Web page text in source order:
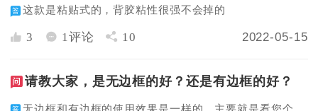
这款是粘贴式的，背胶粘性很强不会掉的
3 1评论 10 2022-05-15
请教大家，是无边框的好？还是有边框的好？
无边框和有边框的使用效果是一样的，主要就是看您个人喜欢哦